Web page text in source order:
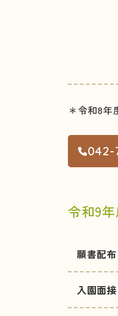
＊令和8年
042-
令和9
願書配布
入園面接